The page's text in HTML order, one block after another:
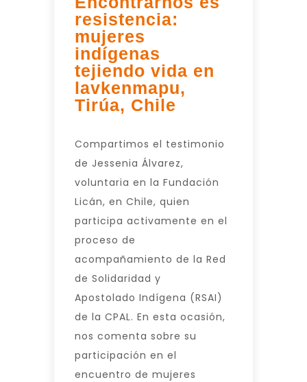
resistencia:
mujeres
indígenas
tejiendo vida en
lavkenmapu,
Tirúa, Chile
Compartimos el testimonio
de Jessenia Álvarez,
voluntaria en la Fundación
Licán, en Chile, quien
participa activamente en el
proceso de
acompañamiento de la Red
de Solidaridad y
Apostolado Indígena (RSAI)
de la CPAL. En esta ocasión,
nos comenta sobre su
participación en el
encuentro de mujeres